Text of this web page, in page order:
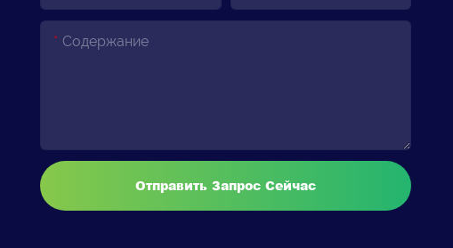
Содержание
Отправить Запрос Сейчас